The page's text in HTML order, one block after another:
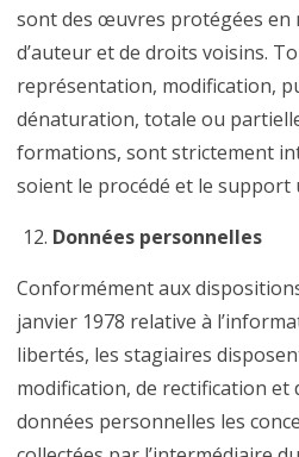
sont des œuvres protégées en
d’auteur et de droits voisins.
représentation, modification,
dénaturation, totale ou
formations, sont strictement
soient le procédé et le support
Données personnelles
Conformément aux
janvier 1978 relative à
libertés, les stagiaires
modification, de rectification et
données personnelles les